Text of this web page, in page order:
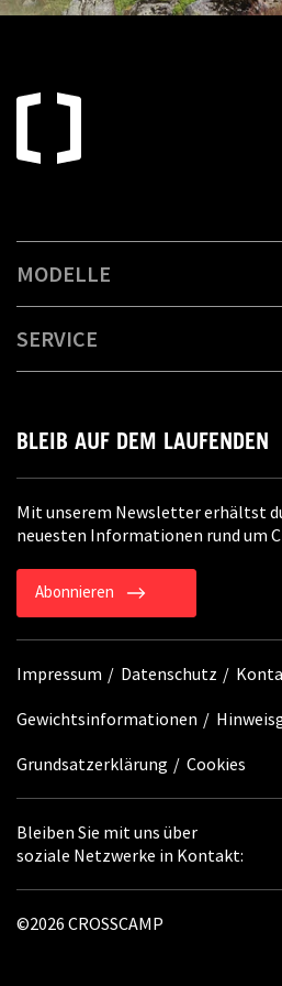
MODELLE
SERVICE
BLEIB AUF DEM LAUFENDEN
Mit unserem Newsletter erhältst
neuesten Informationen rund um
Abonnieren
Impressum Datenschutz
Gewichtsinformationen
Grundsatzerklärung Cookies
Bleiben Sie mit uns über
soziale Netzwerke in Kontakt:
©2026 CROSSCAMP